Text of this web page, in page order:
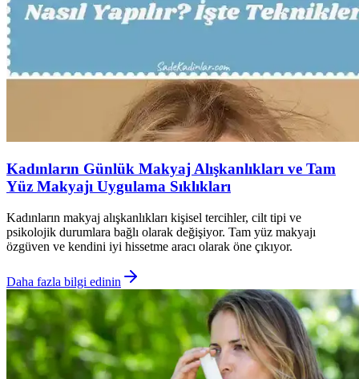
Kadınların Günlük Makyaj Alışkanlıkları ve Tam
Yüz Makyajı Uygulama Sıklıkları
Kadınların makyaj alışkanlıkları kişisel tercihler, cilt tipi ve
psikolojik durumlara bağlı olarak değişiyor. Tam yüz makyajı
özgüven ve kendini iyi hissetme aracı olarak öne çıkıyor.
Daha fazla bilgi edinin